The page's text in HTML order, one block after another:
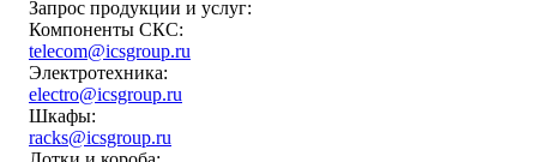
Запрос продукции и услуг:
Компоненты СКС:
telecom@icsgroup.ru
Электротехника:
electro@icsgroup.ru
Шкафы:
racks@icsgroup.ru